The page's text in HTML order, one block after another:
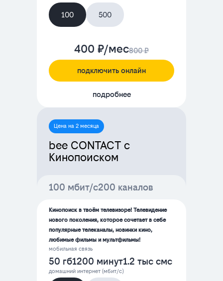
100 500
400 ₽/мес800 ₽
подключить онлайн
подробнее
Цена на 2 месяца
bee CONTACT с
Кинопоиском
100 мбит/с200 каналов
Кинопоиск в твоём телевизоре! Телевидение
нового поколения, которое сочетает в себе
популярные телеканалы, новинки кино,
любимые фильмы и мультфильмы!
мобильная связь
50 гб1200 минут1.2 тыс смс
домашний интернет (мбит/с)